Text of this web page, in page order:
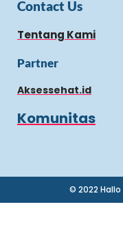
Contact Us
Tentang Kami
Partner
Aksessehat.id
Komunitas
© 2022